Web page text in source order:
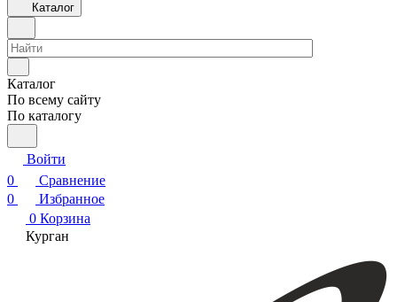
Каталог
Каталог
По всему сайту
По каталогу
Войти
0
Сравнение
0
Избранное
0 Корзина
Курган